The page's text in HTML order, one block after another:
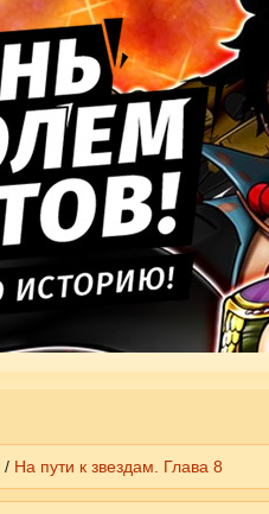
/ На пути к звездам. Глава 8